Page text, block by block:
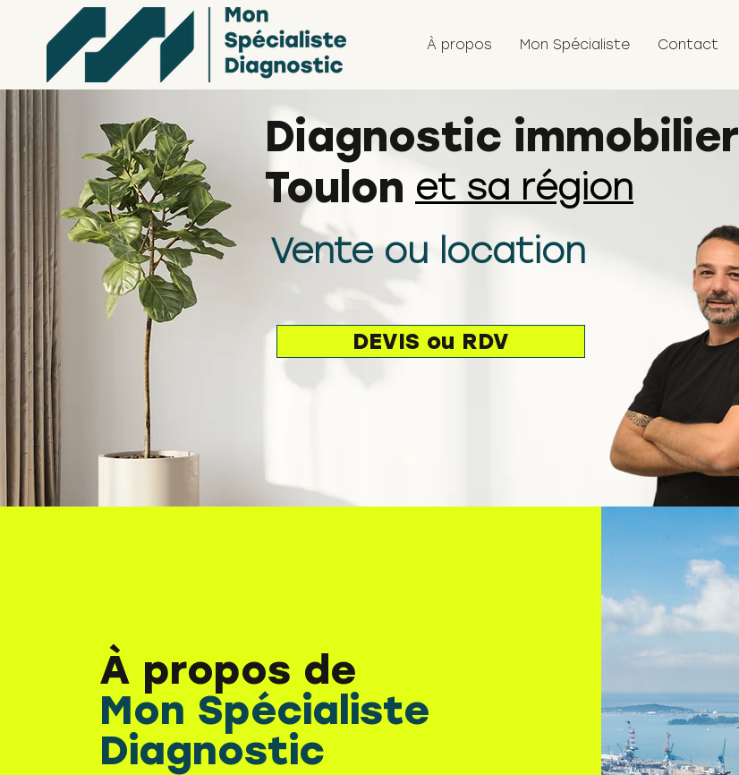
À propos Mon Spécialiste Contact
Diagnostic immobilier
Toulon
Vente ou location
DEVIS ou RDV
et sa région
À propos de
Mon Spécialiste
Diagnostic